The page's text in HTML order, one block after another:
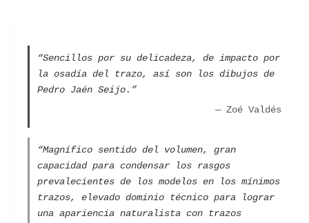
“Sencillos por su delicadeza, de impacto por
la osadía del trazo, así son los dibujos de
Pedro Jaén Seijo.”
— Zoé Valdés
“Magnífico sentido del volumen, gran
capacidad para condensar los rasgos
prevalecientes de los modelos en los mínimos
trazos, elevado dominio técnico para lograr
una apariencia naturalista con trazos